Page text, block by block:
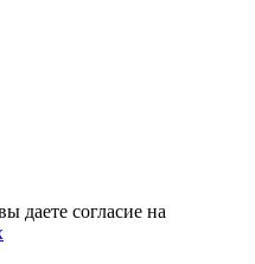
даете согласие на